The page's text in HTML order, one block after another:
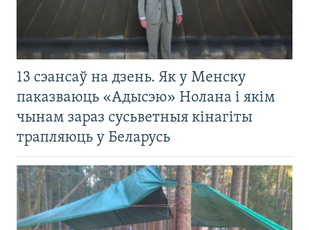
13 сэансаў на дзень. Як у Менску
паказваюць «Адысэю» Нолана і якім
чынам зараз сусьветныя кінагіты
трапляюць у Беларусь